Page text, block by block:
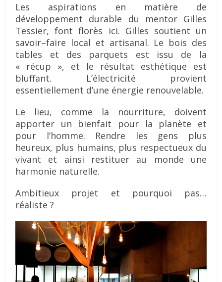
Les aspirations en matière de
développement durable du mentor Gilles
Tessier, font florès ici. Gilles soutient un
savoir–faire local et artisanal. Le bois des
tables et des parquets est issu de la
« récup », et le résultat esthétique est
bluffant. L’électricité provient
essentiellement d’une énergie renouvelable.
Le lieu, comme la nourriture, doivent
apporter un bienfait pour la planète et
pour l’homme. Rendre les gens plus
heureux, plus humains, plus respectueux du
vivant et ainsi restituer au monde une
harmonie naturelle.
Ambitieux projet et pourquoi pas…
réaliste ?